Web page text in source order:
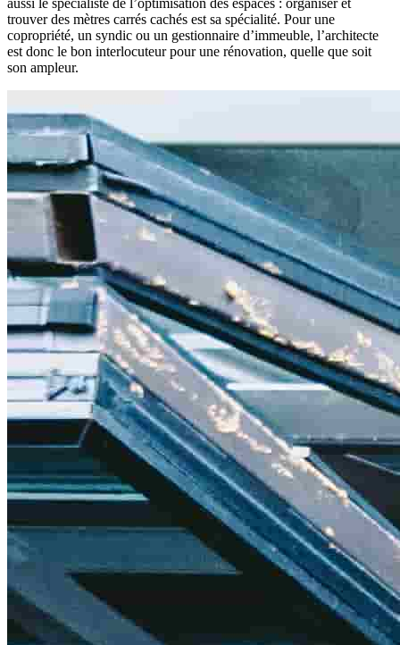
aussi le spécialiste de l’optimisation des espaces : organiser et
trouver des mètres carrés cachés est sa spécialité. Pour une
copropriété, un syndic ou un gestionnaire d’immeuble, l’architecte
est donc le bon interlocuteur pour une rénovation, quelle que soit
son ampleur.